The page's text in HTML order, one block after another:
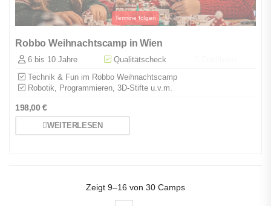
Robbo Weihnachtscamp in Wien
6 bis 10 Jahre Qualitätscheck
Technik & Fun im Robbo Weihnachtscamp
Robotik, Programmieren, 3D-Stifte u.v.m.
198,00€
WEITERLESEN
Zeigt 9–16 von 30 Camps